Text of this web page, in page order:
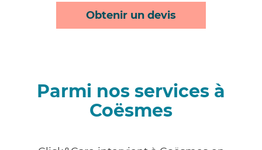
Obtenir un devis
Parmi nos services à
Coësmes